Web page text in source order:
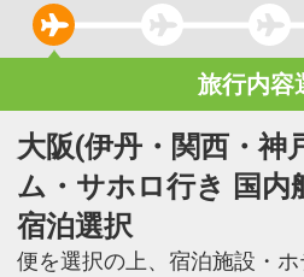
旅行内容
大阪(伊丹・関西・神
ム・サホロ行き 国内
宿泊選択
便を選択の上、宿泊施設・